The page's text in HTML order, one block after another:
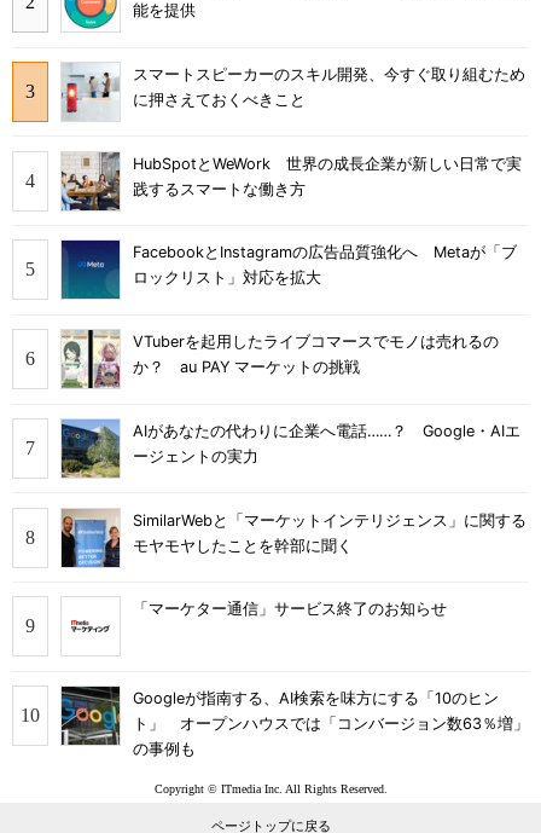
能を提供
スマートスピーカーのスキル開発、今すぐ取り組むため
に押さえておくべきこと
HubSpotとWeWork 世界の成長企業が新しい日常で実
践するスマートな働き方
FacebookとInstagramの広告品質強化へ Metaが「ブ
ロックリスト」対応を拡大
VTuberを起用したライブコマースでモノは売れるの
か？ au PAY マーケットの挑戦
AIがあなたの代わりに企業へ電話……？ Google・AIエ
ージェントの実力
SimilarWebと「マーケットインテリジェンス」に関する
モヤモヤしたことを幹部に聞く
「マーケター通信」サービス終了のお知らせ
Googleが指南する、AI検索を味方にする「10のヒン
ト」 オープンハウスでは「コンバージョン数63％増」
の事例も
Copyright © ITmedia Inc. All Rights Reserved.
ページトップに戻る